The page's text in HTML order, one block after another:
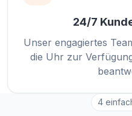
24/7
Unser engagiertes
die Uhr zur
4